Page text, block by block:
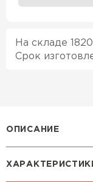
На складе
Срок
ОПИСАНИЕ
Данный